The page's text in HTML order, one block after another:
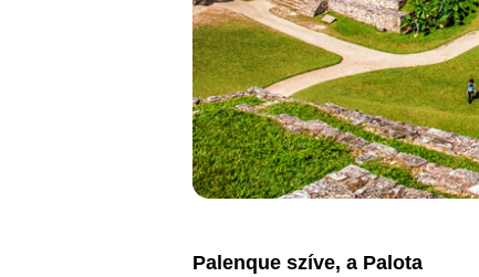
Palenque szíve, a Palota